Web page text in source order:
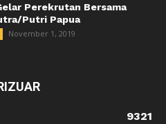
Perekrutan Bersama
Putri Papua
November 1, 2019
9321